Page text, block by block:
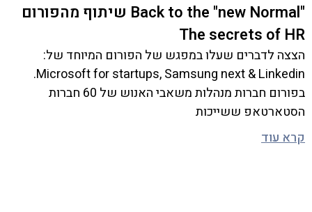
"Back to the "new Normal שיתוף מהפורום
The secrets of HR
הצצה לדברים שעלו במפגש של הפורום המיוחד של:
Microsoft for startups, Samsung next & Linkedin.
בפורום חברות מנהלות משאבי האנוש של 60 חברות
הסטארטאפ ששייכות
קרא עוד